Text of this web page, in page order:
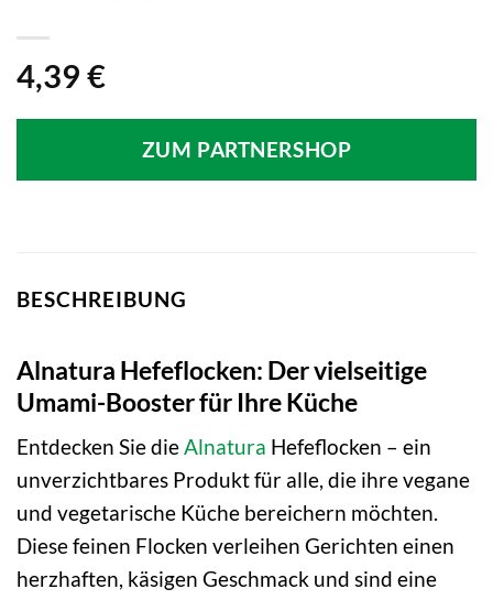
4,39 €
ZUM PARTNERSHOP
BESCHREIBUNG
Alnatura Hefeflocken: Der vielseitige
Umami-Booster für Ihre Küche
Entdecken Sie dieAlnatura Hefeflocken – ein
unverzichtbares Produkt für alle, die ihre vegane
und vegetarische Küche bereichern möchten.
Diese feinen Flocken verleihen Gerichten einen
herzhaften, käsigen Geschmack und sind eine